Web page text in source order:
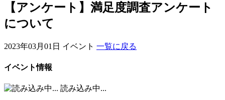
【アンケート】満足度調査アンケート
について
2023年03月01日 イベント 一覧に戻る
イベント情報
読み込み中...